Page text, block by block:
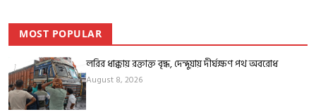
MOST POPULAR
লরির ধাক্কায় রক্তাক্ত বৃদ্ধ, দেন্দুয়ায় দীর্ঘক্ষণ পথ অবরোধ
August 8, 2026